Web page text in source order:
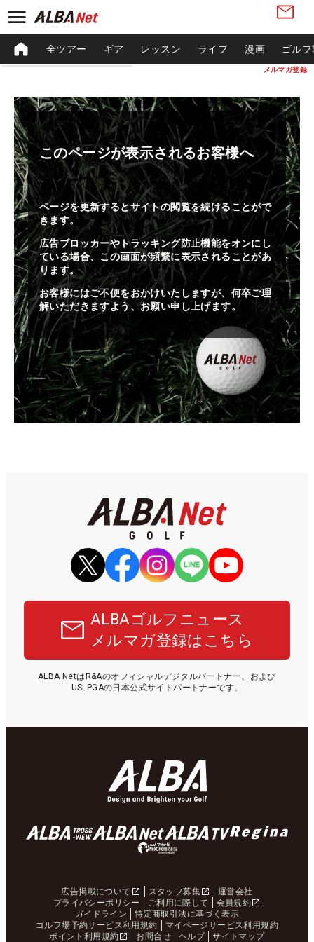
メルマガ登録
全ツアー ギア レッスン ライフ 漫画 ゴル
このページが表示されるお客様へ
ページを更新するとサイトの閲覧を続けることがで
きます。
広告ブロッカーやトラッキング防止機能をオンにし
ている場合、この画面が頻繁に表示されることがあ
ります。
お客様にはご不便をおかけいたしますが、何卒ご理
解いただきますよう、お願い申し上げます。
ALBAゴルフニュース
メルマガ登録はこちら
ALBA NetはR&Aのオフィシャルデジタルパートナー、および
USLPGAの日本公式サイトパートナーです。
広告掲載について スタッフ募集
運営会社
プライバシーポリシー
ご利用に際して
会員規約
ガイドライン
特定商取引法に基づく表示
ゴルフ場予約サービス利用規約
マイページサービス利用規約
ポイント利用規約
お問合せ ヘルプ サイトマップ